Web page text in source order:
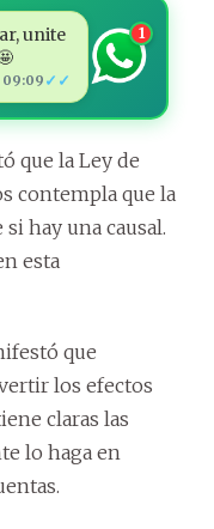
unite
09:09 ✓✓
1
que la Ley de
contempla que la
hay una causal.
esta
que
los efectos
claras las
lo haga en